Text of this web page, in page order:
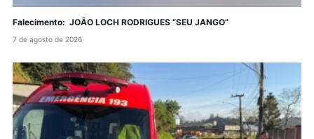
Falecimento: JOÃO LOCH RODRIGUES “SEU JANGO”
7 de agosto de 2026